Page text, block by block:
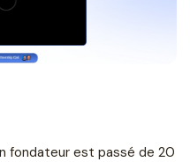
fondateur est passé de 20